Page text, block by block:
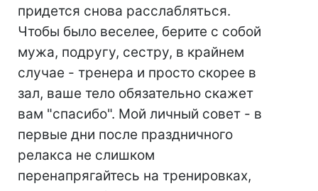
придется снова расслабляться.
Чтобы было веселее, берите с собой
мужа, подругу, сестру, в крайнем
случае - тренера и просто скорее в
зал, ваше тело обязательно скажет
вам "спасибо". Мой личный совет - в
первые дни после праздничного
релакса не слишком
перенапрягайтесь на тренировках,